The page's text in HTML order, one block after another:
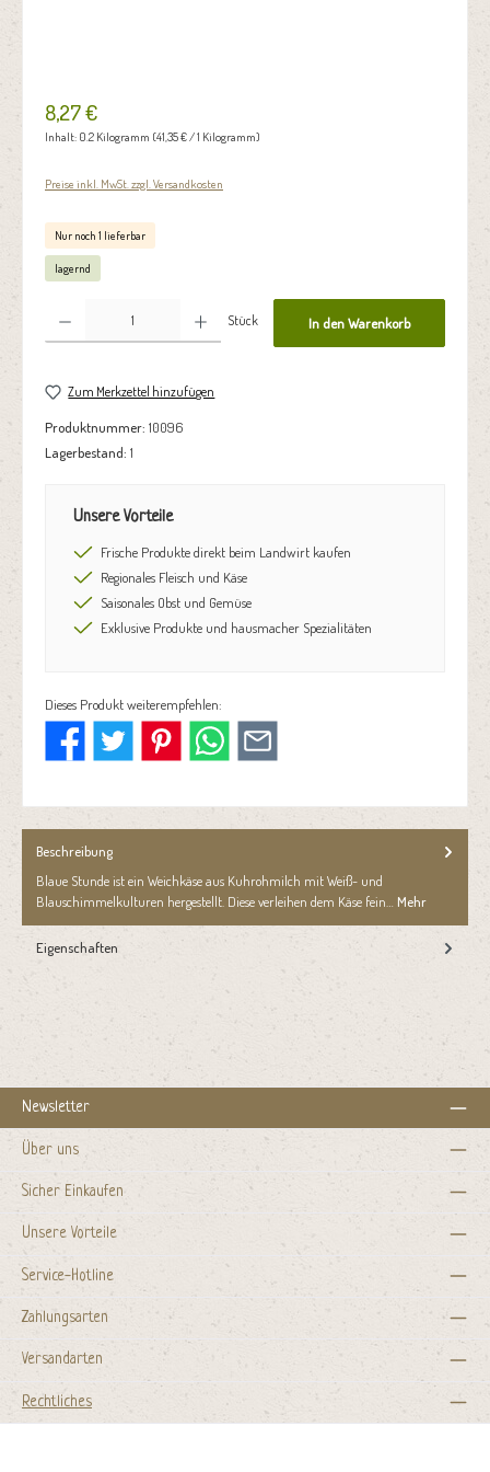
8,27 €
Inhalt: 0.2 Kilogramm (41,35 € / 1 Kilogramm)
Preise inkl. MwSt. zzgl. Versandkosten
Nur noch 1 lieferbar
lagernd
Produkt Anzahl: Gib den gewünschten Wert ein oder benutze die Schaltflächen um die Anzahl zu erhöhen oder zu
Stück In den Warenkorb
Zum Merkzettel hinzufügen
Produktnummer: 10096
Lagerbestand: 1
Unsere Vorteile
Frische Produkte direkt beim Landwirt kaufen
Regionales Fleisch und Käse
Saisonales Obst und Gemüse
Exklusive Produkte und hausmacher Spezialitäten
Dieses Produkt weiterempfehlen:
Beschreibung
Blaue Stunde ist ein Weichkäse aus Kuhrohmilch mit Weiß- und
Blauschimmelkulturen hergestellt. Diese verleihen dem Käse fein… Mehr
Eigenschaften
Newsletter
Über uns
Sicher Einkaufen
Unsere Vorteile
Service-Hotline
Zahlungsarten
Versandarten
Rechtliches